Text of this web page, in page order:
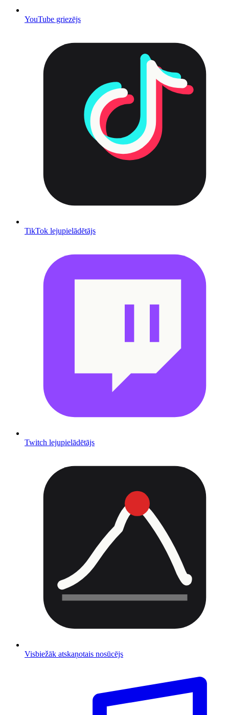
YouTube griezējs
TikTok lejupielādētājs
Twitch lejupielādētājs
Visbiežāk atskaņotais nosūcējs